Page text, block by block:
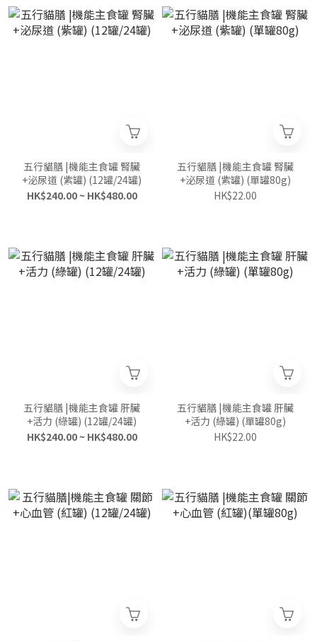
五行貓膳 |機能主食罐 腎臟
+泌尿道 (紫罐) (12罐/24罐)
HK$240.00 ~ HK$480.00
五行貓膳 |機能主食罐 腎臟
+泌尿道 (紫罐) (單罐80g)
HK$22.00
五行貓膳 |機能主食罐 肝臟
+活力 (綠罐) (12罐/24罐)
HK$240.00 ~ HK$480.00
五行貓膳 |機能主食罐 肝臟
+活力 (綠罐) (單罐80g)
HK$22.00